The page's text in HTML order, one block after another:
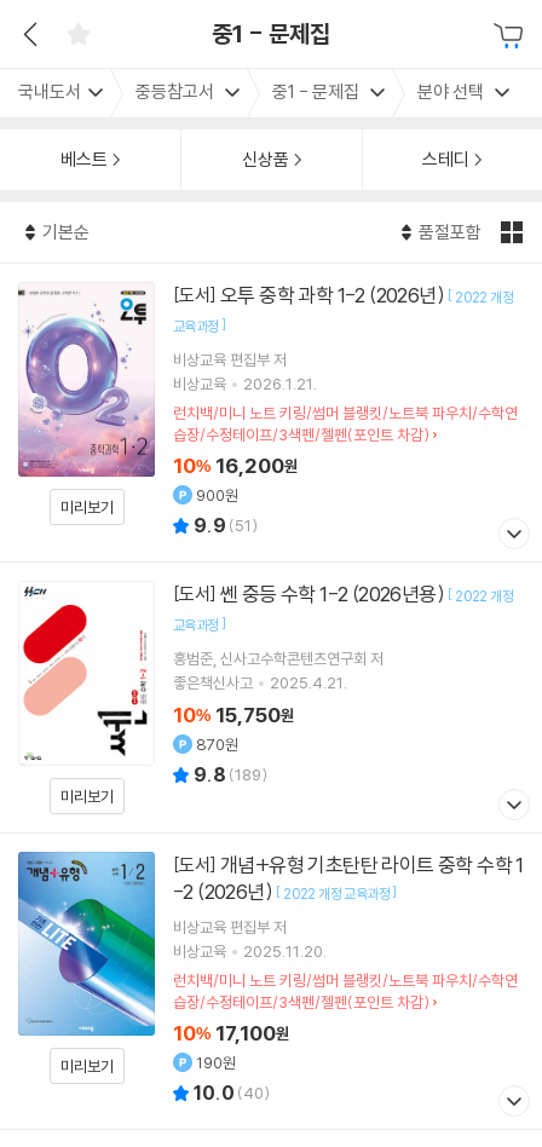
중1 - 문제집
국내도서 중등참고서 중1 - 문제집 분야 선택
베스트 신상품 스테디
기본순 품절포함
미리보기
[도서] 오투 중학 과학 1-2 (2026년) [ 2022 개정
교육과정 ]
비상교육 편집부 저
비상교육
2026.1.21.
런치백/미니 노트 키링/썸머 블랭킷/노트북 파우치/수학연
습장/수정테이프/3색펜/젤펜(포인트 차감)
10% 16,200원
900원
9.9 (51)
미리보기
[도서] 쎈 중등 수학 1-2 (2026년용) [ 2022 개정
교육과정 ]
홍범준 신사고수학콘텐츠연구회 저
좋은책신사고
2025.4.21.
10% 15,750원
870원
9.8 (189)
미리보기
[도서]
-2 (2026년) [ 2022 개정 교육과정]
비상교육 편집부 저
비상교육
2025.11.20.
런치백/미니 노트 키링/썸머 블랭킷/노트북 파우치/수학연
습장/수정테이프/3색펜/젤펜(포인트 차감)
10% 17,100원
190원
10.0 (40)